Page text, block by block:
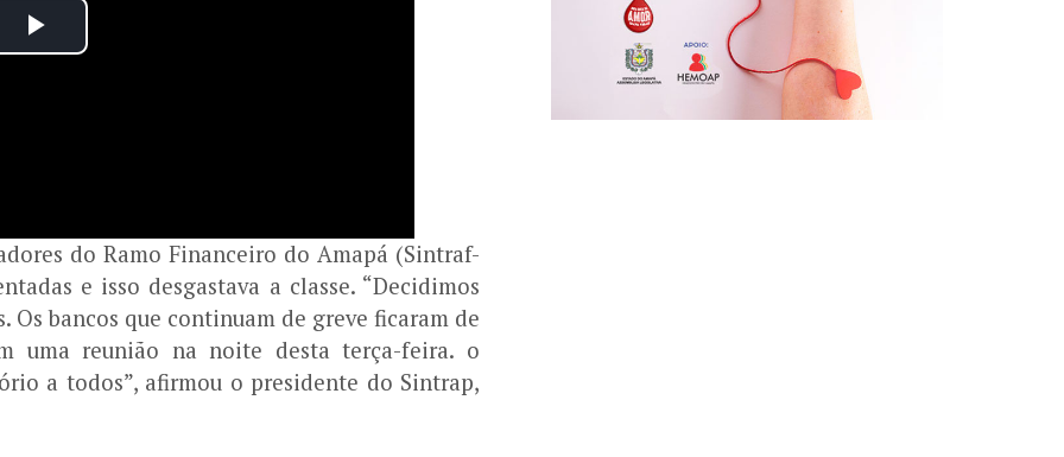
do Ramo Financeiro do Amapá (Sintraf-
e isso desgastava a classe. “Decidimos
bancos que continuam de greve ficaram de
uma reunião na noite desta terça-feira. o
a todos”, afirmou o presidente do Sintrap,